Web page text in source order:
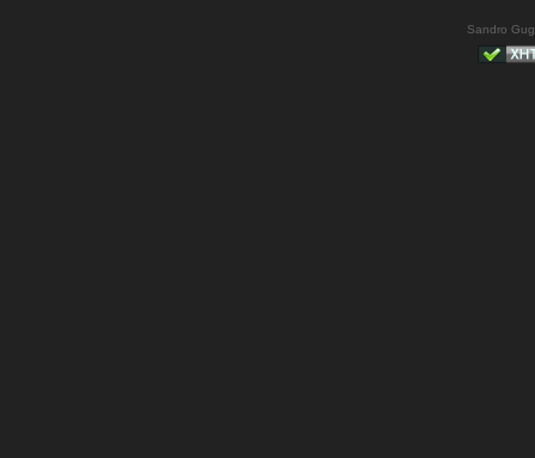
Sandro